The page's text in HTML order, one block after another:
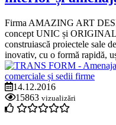
Firma AMAZING ART
concept UNIC și ORIGINAL
construiască proiectele sale
inovativ, cu o formă rapidă,
14.12.2016
15863 vizualizări